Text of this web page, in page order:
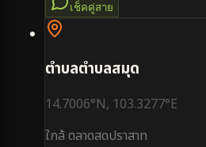
เช็คคู่สาย
ตำบลตำบลสมุด
14.7006°N, 103.3277°E
ใกล้ตลาดสดปราสาท